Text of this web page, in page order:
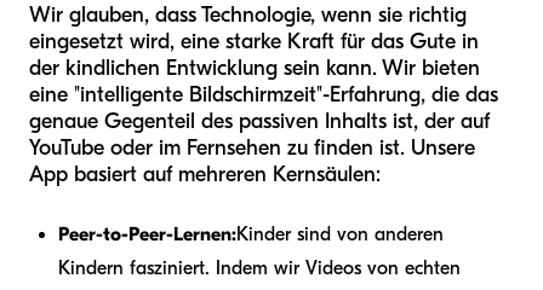
Wir glauben, dass Technologie, wenn sie richtig
eingesetzt wird, eine starke Kraft für das Gute in
der kindlichen Entwicklung sein kann. Wir bieten
eine "intelligente Bildschirmzeit"-Erfahrung, die das
genaue Gegenteil des passiven Inhalts ist, der auf
YouTube oder im Fernsehen zu finden ist. Unsere
App basiert auf mehreren Kernsäulen:
Peer-to-Peer-Lernen:Kinder sind von anderen
Kindern fasziniert. Indem wir Videos von echten